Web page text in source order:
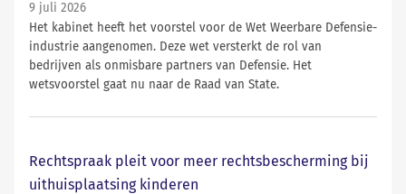
9 juli 2026
Het kabinet heeft het voorstel voor de Wet Weerbare Defensie-
industrie aangenomen. Deze wet versterkt de rol van
bedrijven als onmisbare partners van Defensie. Het
wetsvoorstel gaat nu naar de Raad van State.
Rechtspraak pleit voor meer rechtsbescherming bij
uithuisplaatsing kinderen